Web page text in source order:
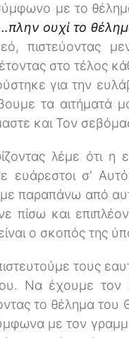
σύμφωνο με το
ουχί το
πιστεύοντας
στο τέλος
για την
τα αιτήματά
και Τον
λέμε ότι η
ευάρεστοι σ’
παραπάνω από
πίσω και
ο σκοπός της
τους
Να έχουμε τον
το θέλημα
με τον